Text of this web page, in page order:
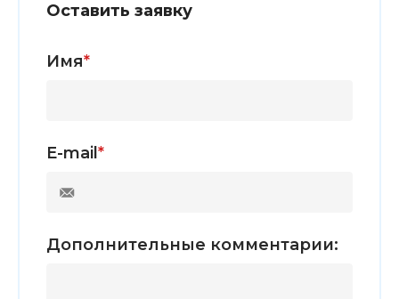
Оставить заявку
Имя*
E-mail *
Дополнительные комментарии: